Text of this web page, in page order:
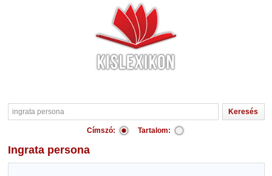
Címszó: Tartalom:
ingrata persona